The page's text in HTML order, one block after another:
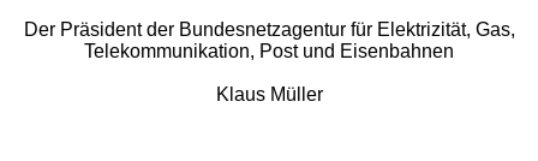
Der Präsident der Bundesnetzagentur für Elektrizität, Gas,
Telekommunikation, Post und Eisenbahnen
Klaus Müller